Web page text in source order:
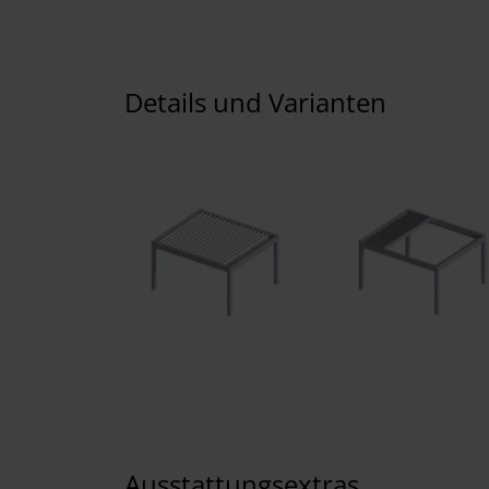
Details und Varianten